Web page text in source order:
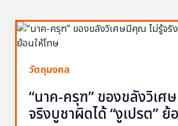
วัตถุมงคล
“นาค-ครุฑ” ของขลังวิเ
จริงบูชาผิดได้ “งูเปรต” ย้